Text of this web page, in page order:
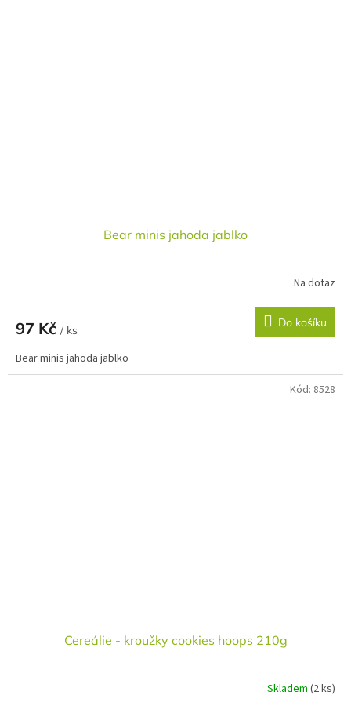
Bear minis jahoda jablko
Na dotaz
97 Kč / ks
Do košíku
Bear minis jahoda jablko
Cereálie - kroužky cookies hoops 210g
Skladem (2 ks)
Kód: 8528